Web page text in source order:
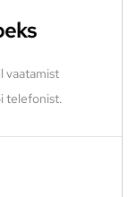
vaatamist
telefonist.